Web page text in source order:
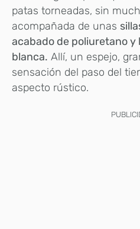
patas torneadas, sin
acompañada de unas
acabado de poliuretano y
blanca. Allí, un espejo,
sensación del paso del
aspecto rústico.